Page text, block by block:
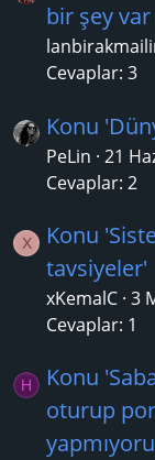
bir şey var
Cevaplar: 3
Konu
PeLin 21
Cevaplar: 2
X
Konu
tavsiyeler'
xKemalC 3
Cevaplar: 1
H
Konu
oturup